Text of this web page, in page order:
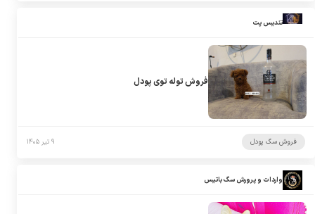
تندیس پت
فروش توله توی پودل
فروش سگ پودل ۹ تیر ۱۴۰۵
واردات و پرورش سگ باتیس